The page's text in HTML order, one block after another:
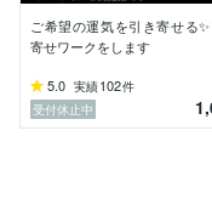
ご希望の運気を引き寄せる✨
寄せワークをします
5.0 実績102件
受付休止中